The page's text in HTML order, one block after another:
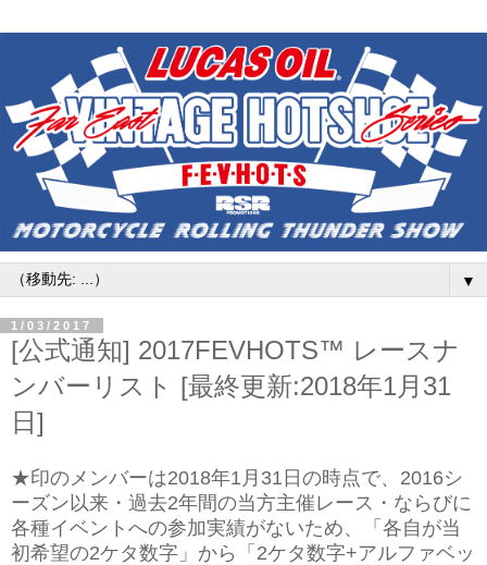
▼
1/03/2017
[公式通知] 2017FEVHOTS™ レースナ
ンバーリスト [最終更新:2018年1月31
日]
★印のメンバーは2018年1月31日の時点で、2016シ
ーズン以来・過去2年間の当方主催レース・ならびに
各種イベントへの参加実績がないため、「各自が当
初希望の2ケタ数字」から「2ケタ数字+アルファベッ